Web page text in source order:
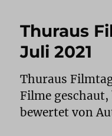
Thuraus
Juli 2021
Thuraus
Filme
bewertet von